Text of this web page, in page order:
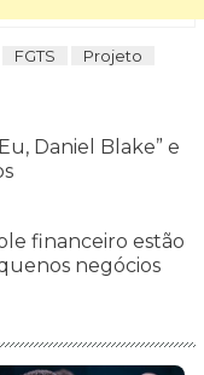
FGTS
Projeto
Daniel Blake” e
financeiro estão
negócios